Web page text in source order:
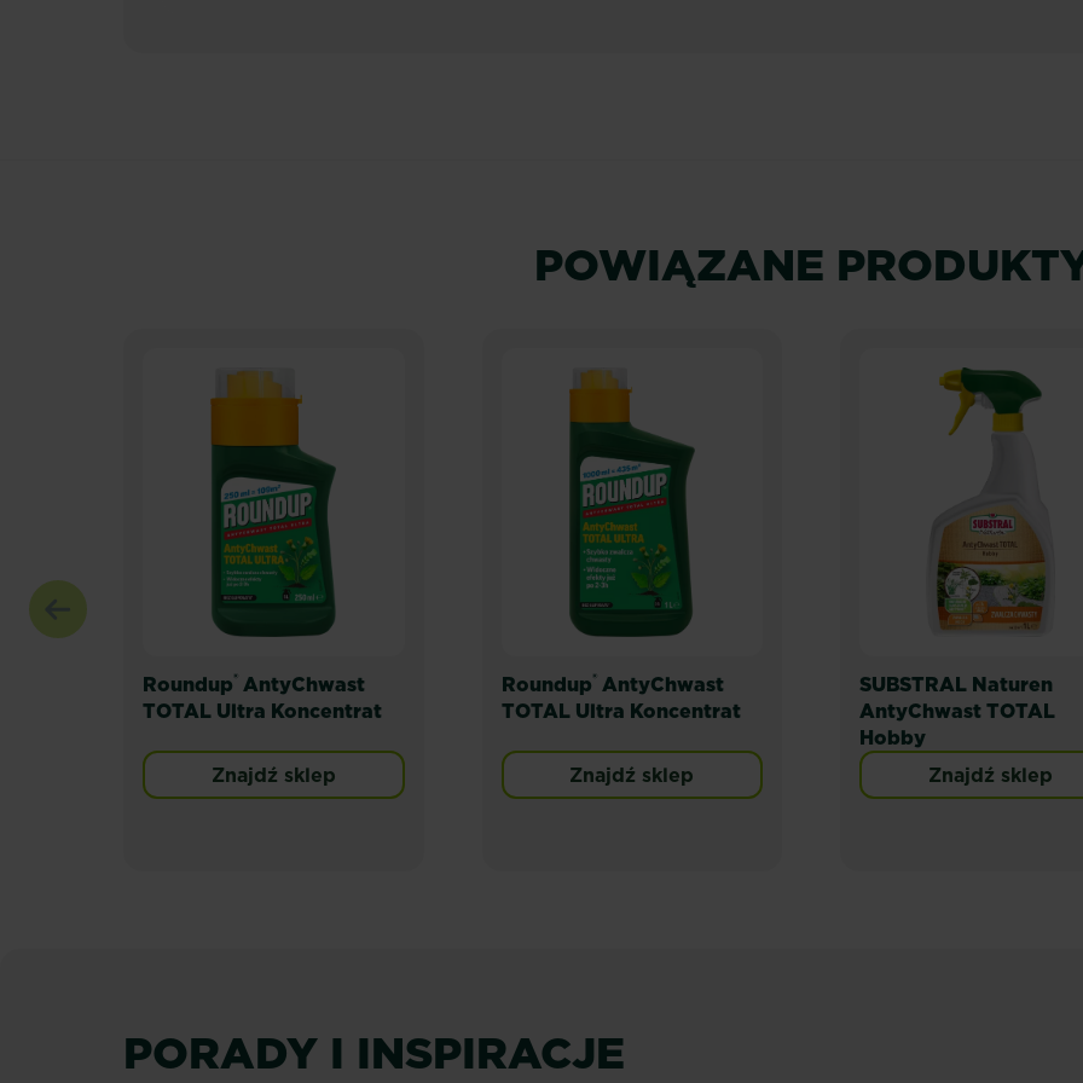
POWIĄZANE
Roundup® AntyChwast
TOTAL Ultra Koncentrat
Znajdź sklep
Roundup® AntyChwast
TOTAL Ultra Koncentrat
Znajdź sklep
SUBSTRAL Naturen
AntyChwast TOTAL
Hobby
Znajdź sklep
PORADY I INSPIRACJE